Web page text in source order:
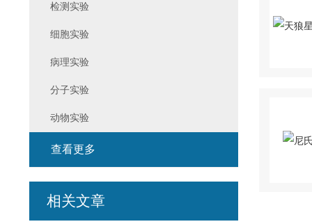
检测实验
细胞实验
病理实验
分子实验
动物实验
查看更多
相关文章